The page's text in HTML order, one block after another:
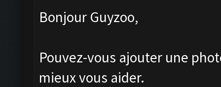
Bonjour Guyzoo,
Pouvez-vous ajouter une
mieux vous aider.